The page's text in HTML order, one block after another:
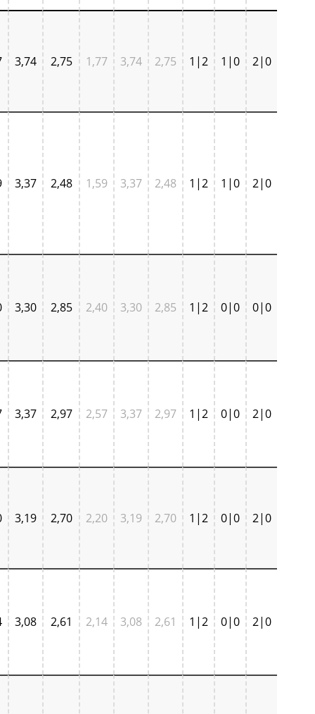
3,74 2,75 1,77 3,74 2,75 1|2 1|0 2|0
3,37 2,48 1,59 3,37 2,48 1|2 1|0 2|0
3,30 2,85 2,40 3,30 2,85 1|2 0|0 0|0
3,37 2,97 2,57 3,37 2,97 1|2 0|0 2|0
3,19 2,70 2,20 3,19 2,70 1|2 0|0 2|0
3,08 2,61 2,14 3,08 2,61 1|2 0|0 2|0